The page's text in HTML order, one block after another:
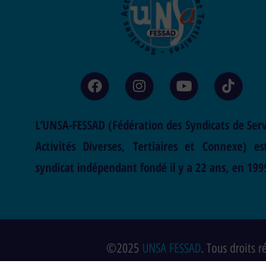
L’UNSA-FESSAD (Fédération des Syndicats de
Activités Diverses, Tertiaires et Connexe)
syndicat indépendant fondé il y a 22 ans, en
©2025 UNSA FESSAD. Tous droits